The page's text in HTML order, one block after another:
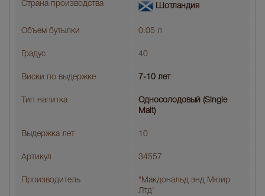
Страна производства Шотландия
Объем бутылки 0.05 л
Градус 40
Виски по выдержке 7-10 лет
Тип напитка
Односолодовый (Single
Malt)
Выдержка лет 10
Артикул 34557
Производитель
"Макдональд энд Мюир
Лтд"